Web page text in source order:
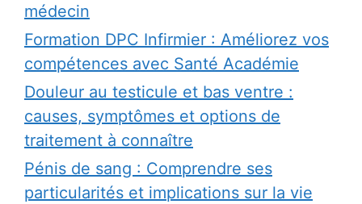
médecin
Formation DPC Infirmier : Améliorez vos
compétences avec Santé Académie
Douleur au testicule et bas ventre :
causes, symptômes et options de
traitement à connaître
Pénis de sang : Comprendre ses
particularités et implications sur la vie